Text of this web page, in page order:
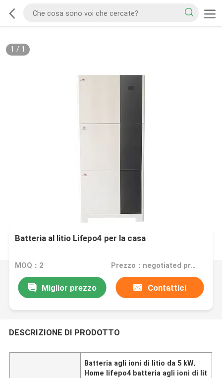
1 / 1
Batteria al litio Lifepo4 per la casa
MOQ：2 Prezzo：negotiated price
Miglior prezzo Contattici
DESCRIZIONE DI PRODOTTO
Batteria agli ioni di litio da 5 kW,
Home lifepo4 batteria agli ioni di lit